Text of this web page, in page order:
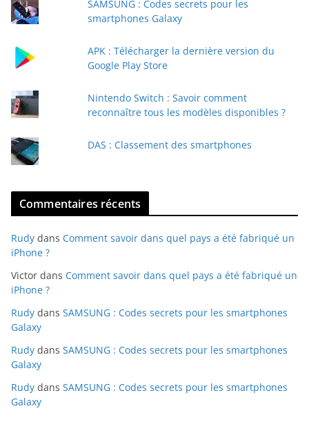
a
SAMSUNG : Codes secrets pour les
smartphones Galaxy
APK : Télécharger la dernière version du
Google Play Store
Nintendo Switch : Savoir comment
reconnaître tous les modèles disponibles ?
DAS : Classement des smartphones
Commentaires récents
Rudy dans Comment savoir dans quel pays a été fabriqué un
iPhone ?
Victor dans Comment savoir dans quel pays a été fabriqué un
iPhone ?
Rudy dans SAMSUNG : Codes secrets pour les smartphones
Galaxy
Rudy dans SAMSUNG : Codes secrets pour les smartphones
Galaxy
Rudy dans SAMSUNG : Codes secrets pour les smartphones
Galaxy